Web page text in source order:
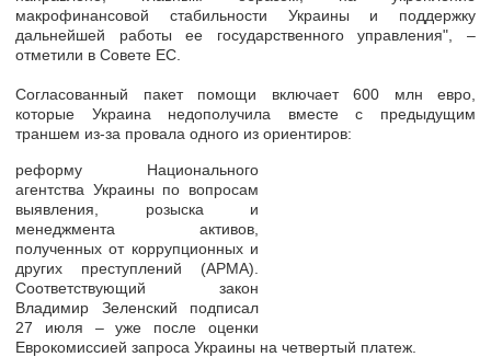
макрофинансовой стабильности Украины и поддержку
дальнейшей работы ее государственного управления", –
отметили в Совете ЕС.
Согласованный пакет помощи включает 600 млн евро,
которые Украина недополучила вместе с предыдущим
траншем из-за провала одного из ориентиров:
реформу Национального
агентства Украины по вопросам
выявления, розыска и
менеджмента активов,
полученных от коррупционных и
других преступлений (АРМА).
Соответствующий закон
Владимир Зеленский подписал
27 июля – уже после оценки
Еврокомиссией запроса Украины на четвертый платеж.